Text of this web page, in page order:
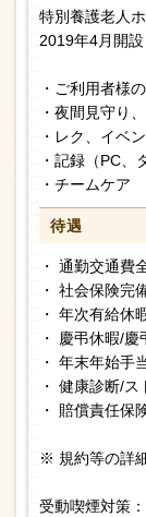
特別養護老人
2019年4月開
・ご利用者様
・夜間見守り
・レク、イベ
・記録（PC、
・チームケア
待遇
・ 通勤交通費
・ 社会保険完
・ 年次有給休
・ 慶弔休暇/
・ 年末年始手
・ 健康診断/
・ 賠償責任保
※ 規約等の詳
受動喫煙対策